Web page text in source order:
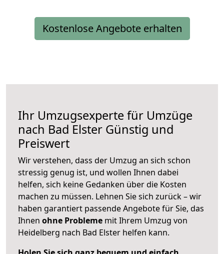
Kostenlose Angebote erhalten
Ihr Umzugsexperte für Umzüge
nach Bad Elster Günstig und
Preiswert
Wir verstehen, dass der Umzug an sich schon
stressig genug ist, und wollen Ihnen dabei
helfen, sich keine Gedanken über die Kosten
machen zu müssen. Lehnen Sie sich zurück – wir
haben garantiert passende Angebote für Sie, das
Ihnen ohne Probleme mit Ihrem Umzug von
Heidelberg nach Bad Elster helfen kann.